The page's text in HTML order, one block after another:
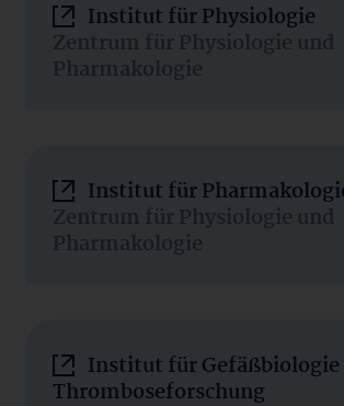
Institut für Physiologie
Zentrum für Physiologie und
Pharmakologie
Institut für
Zentrum für Physiologie und
Pharmakologie
Institut für Gefäßbiologie
Thromboseforschung